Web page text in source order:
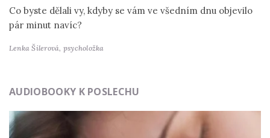
Co byste dělali vy, kdyby se vám ve všedním dnu objevilo
pár minut navíc?
Lenka Šilerová, psycholožka
AUDIOBOOKY K POSLECHU